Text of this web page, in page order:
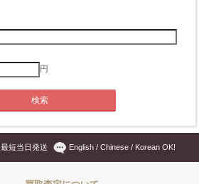
円
最短当日発送 English / Chinese / Korean OK!